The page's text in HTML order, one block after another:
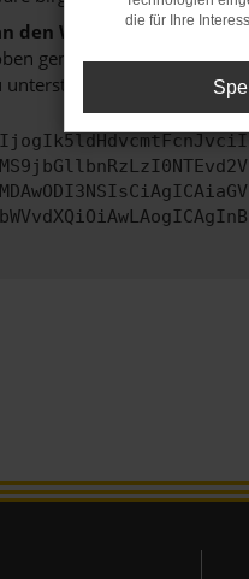
den Webseitenbetreiber.
genannten Schritte
die für Ihre